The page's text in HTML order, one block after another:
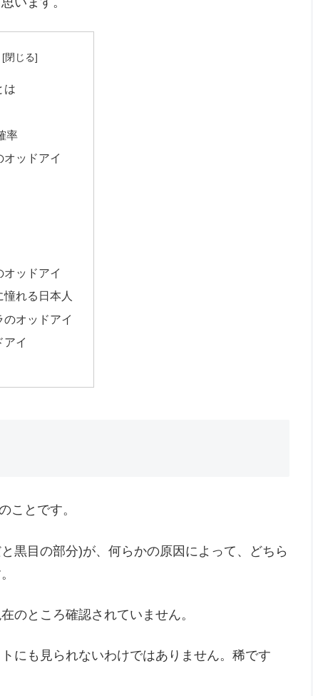
は
率
ッドアイ
ッドアイ
れる日本人
オッドアイ
アイ
ことです。
黒目の部分)が、何らかの原因によって、どちら
のところ確認されていません。
にも見られないわけではありません。稀です